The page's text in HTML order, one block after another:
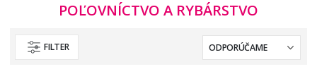
POĽOVNÍCTVO A RYBÁRSTVO
FILTER